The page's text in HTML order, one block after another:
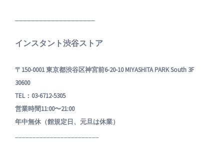
インスタント渋谷ストア
〒150-0001 東京都渋谷区神宮前6-20-10 MIYASHITA PARK South 3F
30600
TEL：03-6712-5305
営業時間11:00〜21:00
年中無休（館規定日、元旦は休業）